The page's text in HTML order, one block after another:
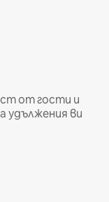
от гости и
удължения ви